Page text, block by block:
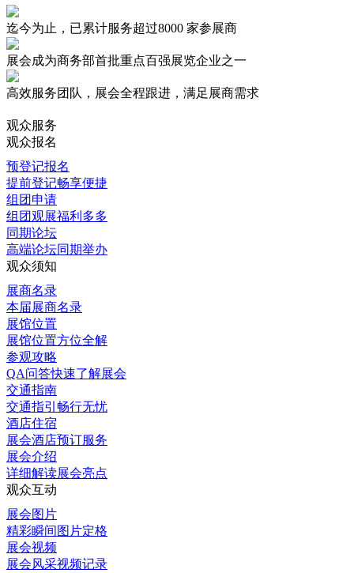
迄今为止，已累计服务超过8000 家参展商
展会成为商务部首批重点百强展览企业之一
高效服务团队，展会全程跟进，满足展商需求
观众服务
观众报名
预登记报名
提前登记畅享便捷
组团申请
组团观展福利多多
同期论坛
高端论坛同期举办
观众须知
展商名录
本届展商名录
展馆位置
展馆位置方位全解
参观攻略
QA问答快速了解展会
交通指南
交通指引畅行无忧
酒店住宿
展会酒店预订服务
展会介绍
详细解读展会亮点
观众互动
展会图片
精彩瞬间图片定格
展会视频
展会风采视频记录